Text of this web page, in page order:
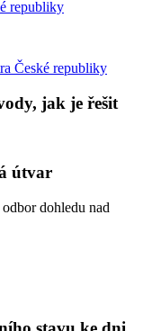
republiky
České republiky
jak je řešit
útvar
dohledu nad